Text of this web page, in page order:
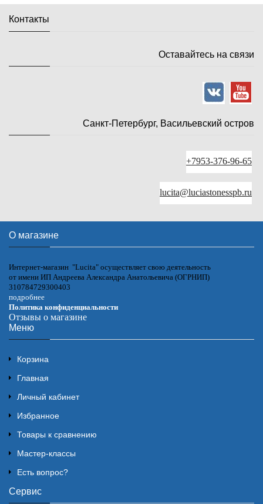
Контакты
Оставайтесь на связи
Санкт-Петербург, Васильевский остров
+7953-376-96-65
lucita@luciastonesspb.ru
О магазине
Интернет-магазин "Lucita" осуществляет свою деятельность
от имени ИП Андреева Александра Анатольевича (ОГРНИП)
310784729300403
подробнее
Политика конфиденциальности
Отзывы о магазине
Меню
Корзина
Главная
Личный кабинет
Избранное
Товары к сравнению
Мастер-классы
Есть вопрос?
Сервис